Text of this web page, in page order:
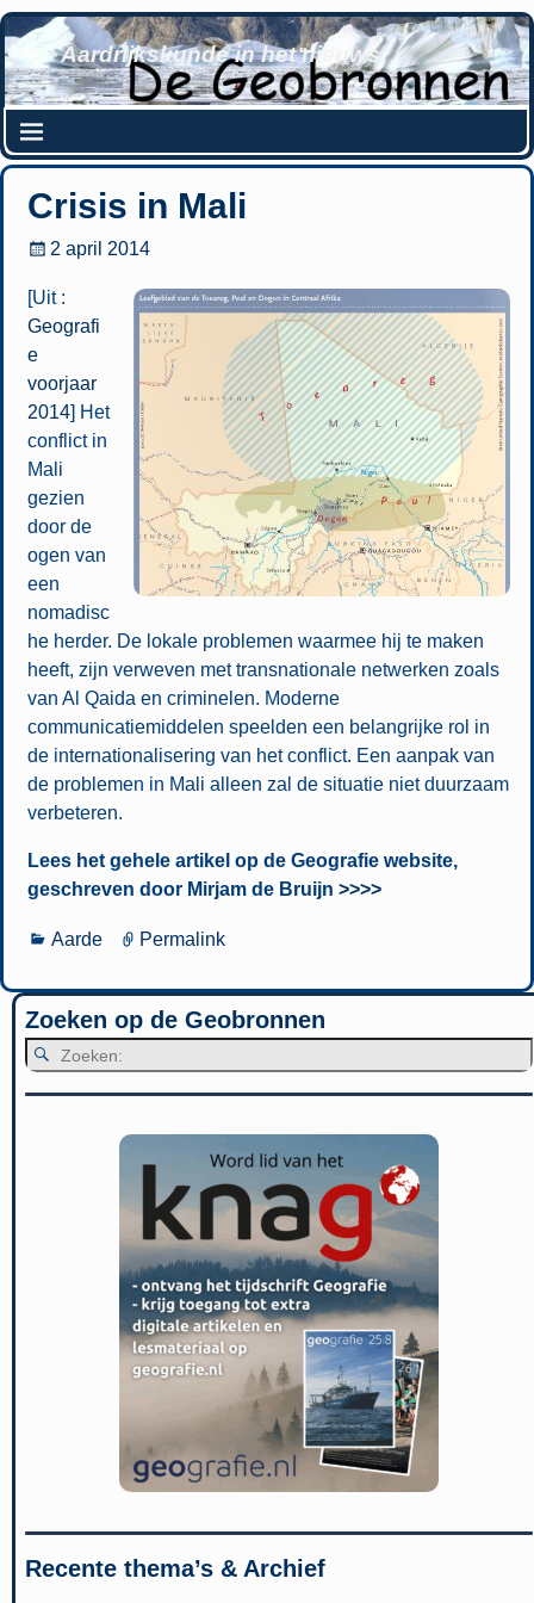
Aardrijkskunde in het nieuws
Crisis in Mali
2 april 2014
[Uit :
Geografi
e
voorjaar
2014] Het
conflict in
Mali
gezien
door de
ogen van
een
nomadisc
he herder. De lokale problemen waarmee hij te maken
heeft, zijn verweven met transnationale netwerken zoals
van Al Qaida en criminelen. Moderne
communicatiemiddelen speelden een belangrijke rol in
de internationalisering van het conflict. Een aanpak van
de problemen in Mali alleen zal de situatie niet duurzaam
verbeteren.
Lees het gehele artikel op de Geografie website,
geschreven door Mirjam de Bruijn >>>>
Aarde Permalink
Zoeken op de Geobronnen
Recente thema’s & Archief